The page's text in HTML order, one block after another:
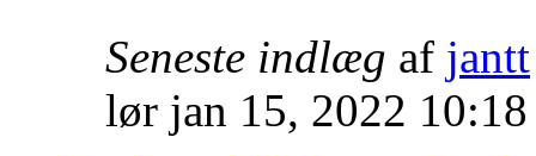
Seneste indlæg af jantt
lør jan 15, 2022 10:18